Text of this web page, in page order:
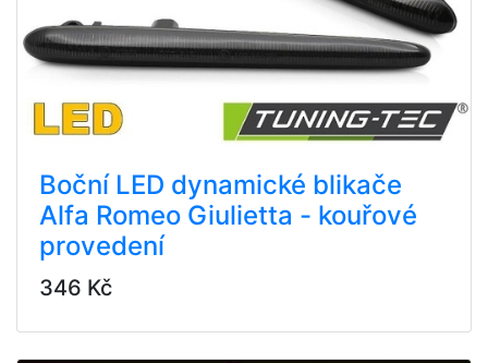
Boční LED dynamické blikače
Alfa Romeo Giulietta - kouřové
provedení
346 Kč